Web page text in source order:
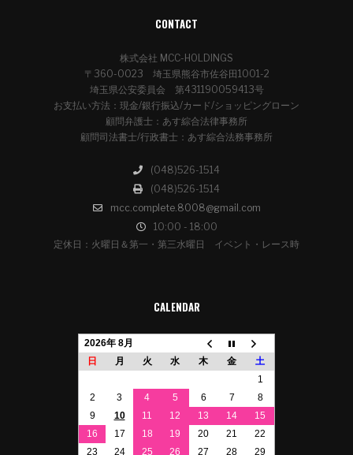
CONTACT
株式会社 MCC-HOLDINGS
〒360-0023 埼玉県熊谷市佐谷田1001-2
埼玉県公安委員会 第431190059413号
お支払い方法：現金/銀行振込/カード/ショッピングローン
顧問弁護士：あす綜合法律事務所
顧問司法書士/行政書士：あす綜合法務事務所
(048)526-1514
(048)526-1514
mcc.complete.8008@gmail.com
10:00 - 18:00
定休日：火曜日＆第一・第三水曜日 イベント・レース時
CALENDAR
2026年 8月
日
月 火 水 木 金
土
1
2
3 4 5 6 7
8
9
10 11 12 13 14
15
16
17 18 19 20 21
22
23
24 25 26 27 28 29